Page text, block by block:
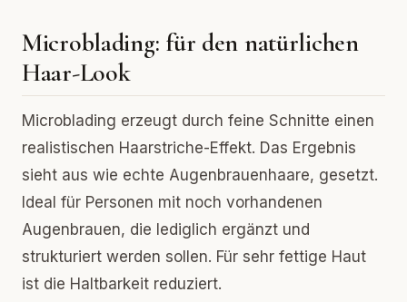
Microblading: für den natürlichen
Haar-Look
Microblading erzeugt durch feine Schnitte einen
realistischen Haarstriche-Effekt. Das Ergebnis
sieht aus wie echte Augenbrauenhaare, gesetzt.
Ideal für Personen mit noch vorhandenen
Augenbrauen, die lediglich ergänzt und
strukturiert werden sollen. Für sehr fettige Haut
ist die Haltbarkeit reduziert.